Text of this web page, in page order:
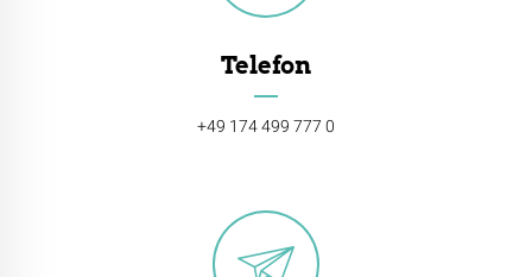
Telefon
+49 174 499 777 0